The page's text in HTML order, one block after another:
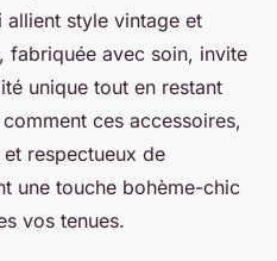
style vintage et
fabriquée avec soin, invite
unique tout en restant
ces accessoires,
respectueux de
une touche bohème-chic
vos tenues.